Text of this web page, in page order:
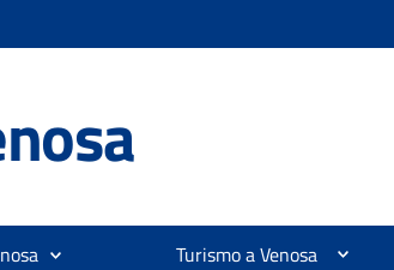
Turismo a Venosa